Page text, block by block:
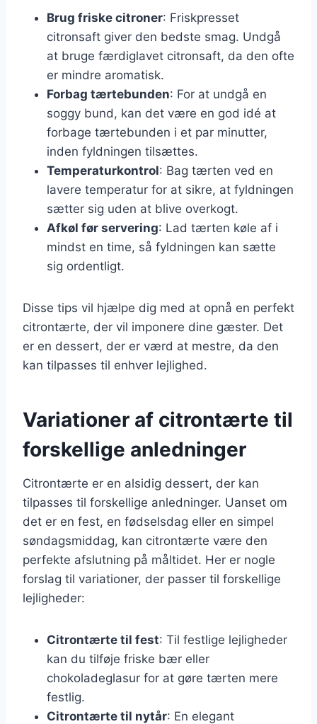
Brug friske citroner: Friskpresset
citronsaft giver den bedste smag. Undgå
at bruge færdiglavet citronsaft, da den ofte
er mindre aromatisk.
Forbag tærtebunden: For at undgå en
soggy bund, kan det være en god idé at
forbage tærtebunden i et par minutter,
inden fyldningen tilsættes.
Temperaturkontrol: Bag tærten ved en
lavere temperatur for at sikre, at fyldningen
sætter sig uden at blive overkogt.
Afkøl før servering: Lad tærten køle af i
mindst en time, så fyldningen kan sætte
sig ordentligt.
Disse tips vil hjælpe dig med at opnå en perfekt
citrontærte, der vil imponere dine gæster. Det
er en dessert, der er værd at mestre, da den
kan tilpasses til enhver lejlighed.
Variationer af citrontærte til
forskellige anledninger
Citrontærte er en alsidig dessert, der kan
tilpasses til forskellige anledninger. Uanset om
det er en fest, en fødselsdag eller en simpel
søndagsmiddag, kan citrontærte være den
perfekte afslutning på måltidet. Her er nogle
forslag til variationer, der passer til forskellige
lejligheder:
Citrontærte til fest: Til festlige lejligheder
kan du tilføje friske bær eller
chokoladeglasur for at gøre tærten mere
festlig.
Citrontærte til nytår: En elegant